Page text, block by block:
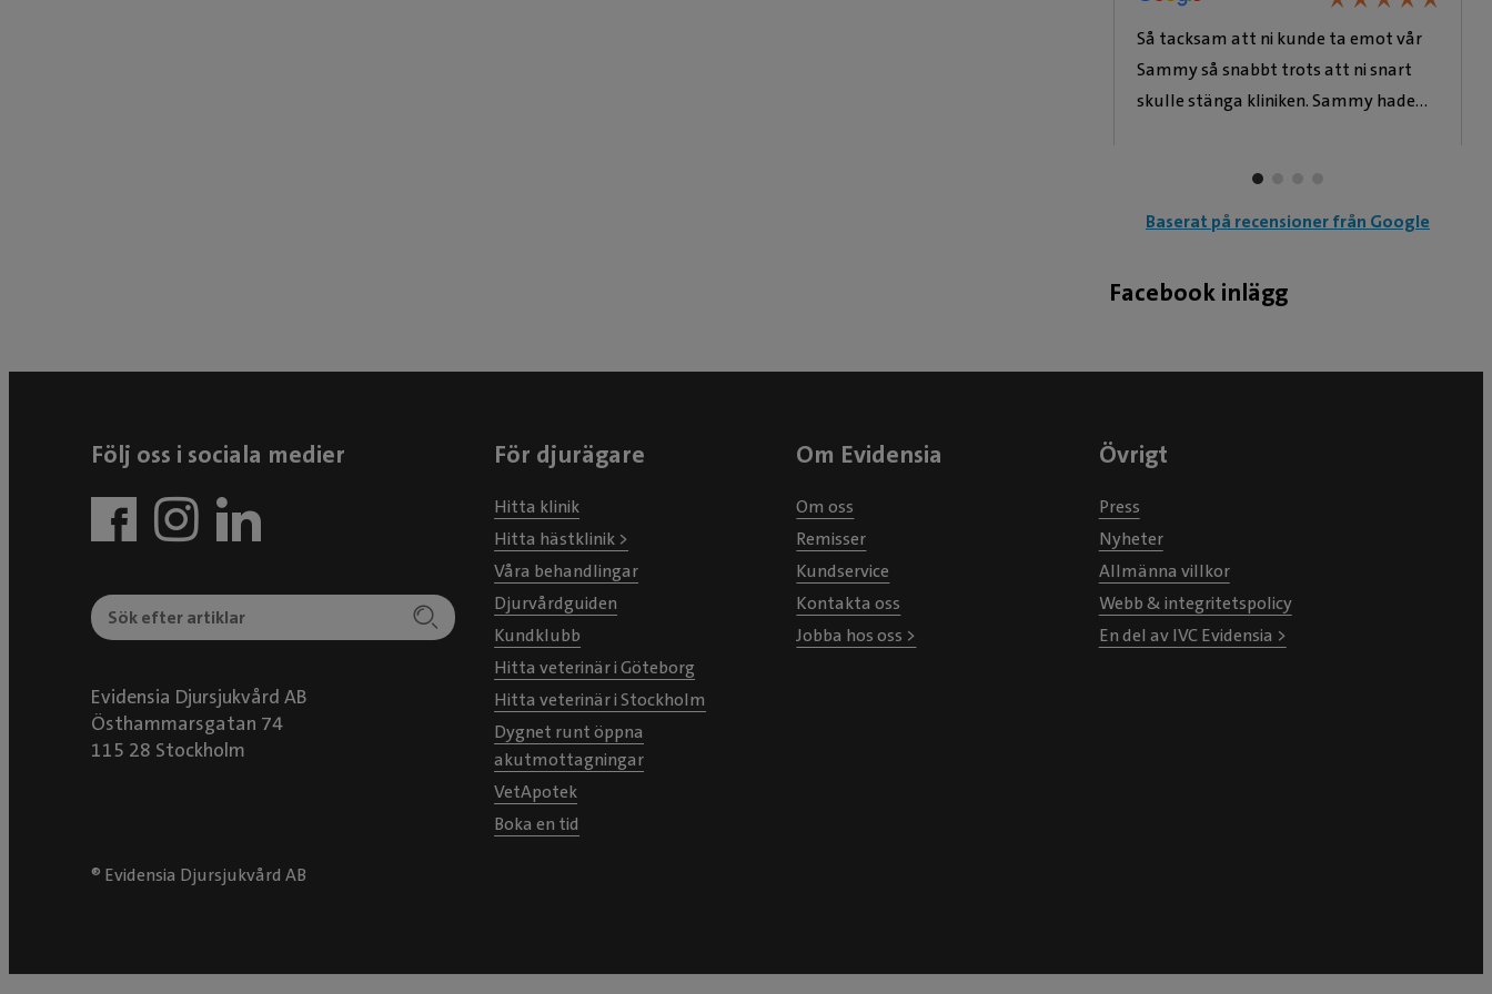
Så tacksam att ni kunde ta emot vår
Sammy så snabbt trots att ni snart
skulle stänga kliniken. Sammy hade
receptionen och från veterinären. Kan
Baserat på recensioner från Google
Facebook inlägg
Följ oss i sociala medier
Evidensia Djursjukvård AB
Östhammarsgatan 74
115 28 Stockholm
För djurägare
Hitta klinik
Hitta hästklinik >
Våra behandlingar
Djurvårdguiden
Kundklubb
Hitta veterinär i Göteborg
Hitta veterinär i Stockholm
Dygnet runt öppna
akutmottagningar
VetApotek
Boka en tid
Om Evidensia
Om oss
Remisser
Kundservice
Kontakta oss
Jobba hos oss >
Övrigt
Press
Nyheter
Allmänna villkor
Webb & integritetspolicy
En del av IVC Evidensia >
® Evidensia Djursjukvård AB